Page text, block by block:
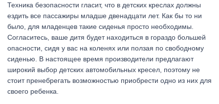
Техника безопасности гласит, что в детских креслах должны
ездить все пассажиры младше двенадцати лет. Как бы то ни
было, для младенцев такие сиденья просто необходимы.
Согласитесь, ваше дитя будет находиться в гораздо большей
опасности, сидя у вас на коленях или ползая по свободному
сиденью. В настоящее время производители предлагают
широкий выбор детских автомобильных кресел, поэтому не
стоит пренебрегать возможностью приобрести одно из них для
своего ребенка.